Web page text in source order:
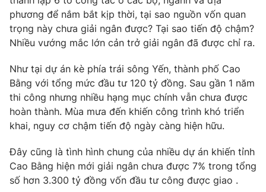
Giải sao mai
Sao
Làm đẹp
Chất lượng cuộc sống
Giáo dục
Tuyển sinh
Công nghệ
Hitech Công nghệ tương lai
Sản phẩm
Thị trường
Tư vấn
Giao lưu trực tuyến
Lịch phát sóng
Chuyên mục khác
Emagazine Podcast
phương để nắm bắt kịp thời, tại sao nguồn vốn quan
trọng này chưa giải ngân được? Tại sao tiến độ chậm?
Nhiều vướng mắc lớn cản trở giải ngân đã được chỉ ra.
Như tại dự án kè phía trái sông Yến, thành phố Cao
Bằng với tổng mức đầu tư 120 tỷ đồng. Sau gần 1 năm
thi công nhưng nhiều hạng mục chính vẫn chưa được
hoàn thành. Mùa mưa đến khiến công trình khó triển
khai, nguy cơ chậm tiến độ ngày càng hiện hữu.
Đây cũng là tình hình chung của nhiều dự án khiến tỉnh
Cao Bằng hiện mới giải ngân chưa được 7% trong tổng
số hơn 3.300 tỷ đồng vốn đầu tư công được giao .